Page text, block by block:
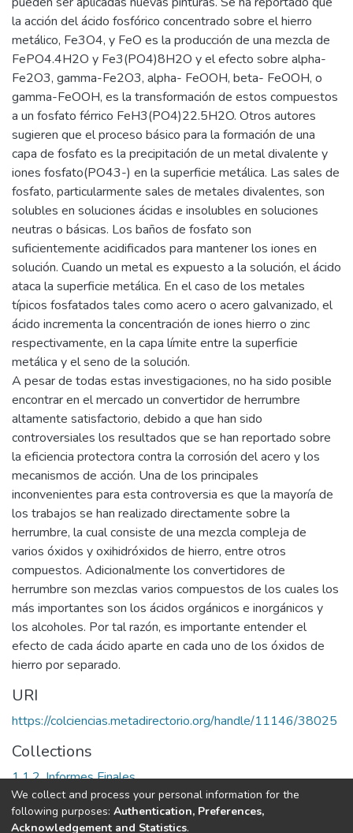
la acción del ácido fosfórico concentrado sobre el hierro
metálico, Fe3O4, y FeO es la producción de una mezcla de
FePO4.4H2O y Fe3(PO4)8H2O y el efecto sobre alpha-
Fe2O3, gamma-Fe2O3, alpha- FeOOH, beta- FeOOH, o
gamma-FeOOH, es la transformación de estos compuestos
a un fosfato férrico FeH3(PO4)22.5H2O. Otros autores
sugieren que el proceso básico para la formación de una
capa de fosfato es la precipitación de un metal divalente y
iones fosfato(PO43-) en la superficie metálica. Las sales de
fosfato, particularmente sales de metales divalentes, son
solubles en soluciones ácidas e insolubles en soluciones
neutras o básicas. Los baños de fosfato son
suficientemente acidificados para mantener los iones en
solución. Cuando un metal es expuesto a la solución, el ácido
ataca la superficie metálica. En el caso de los metales
típicos fosfatados tales como acero o acero galvanizado, el
ácido incrementa la concentración de iones hierro o zinc
respectivamente, en la capa límite entre la superficie
metálica y el seno de la solución.
A pesar de todas estas investigaciones, no ha sido posible
encontrar en el mercado un convertidor de herrumbre
altamente satisfactorio, debido a que han sido
controversiales los resultados que se han reportado sobre
la eficiencia protectora contra la corrosión del acero y los
mecanismos de acción. Una de los principales
inconvenientes para esta controversia es que la mayoría de
los trabajos se han realizado directamente sobre la
herrumbre, la cual consiste de una mezcla compleja de
varios óxidos y oxihidróxidos de hierro, entre otros
compuestos. Adicionalmente los convertidores de
herrumbre son mezclas varios compuestos de los cuales los
más importantes son los ácidos orgánicos e inorgánicos y
los alcoholes. Por tal razón, es importante entender el
efecto de cada ácido aparte en cada uno de los óxidos de
hierro por separado.
URI
https://colciencias.metadirectorio.org/handle/11146/38025
Collections
1.1.2. Informes Finales
Full item page
We collect and process your personal information for the
following purposes: Authentication, Preferences,
Acknowledgement and Statistics.